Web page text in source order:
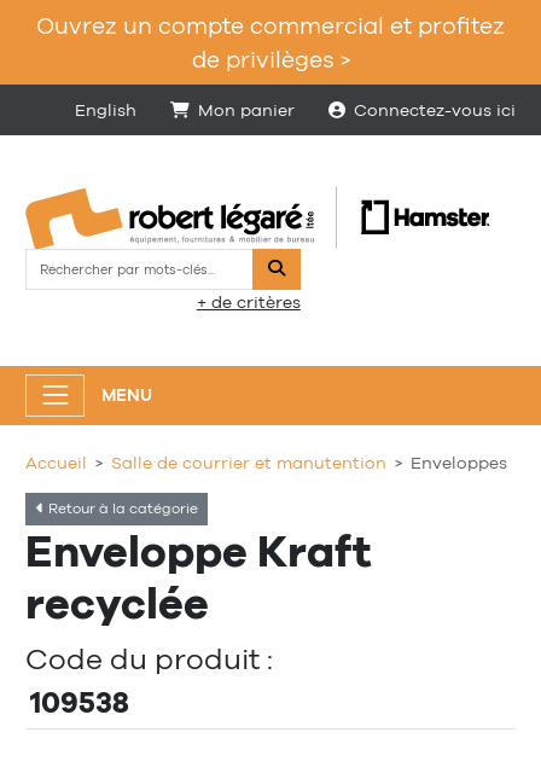
Ouvrez un compte commercial et profitez
de privilèges >
English Mon panier Connectez-vous ici
Rechercher
+ de critères
MENU
Accueil Salle de courrier et manutention Enveloppes
Retour à la catégorie
Enveloppe Kraft
recyclée
Code du produit :
109538